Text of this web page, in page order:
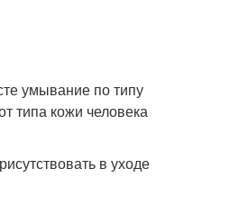
умывание по типу
типа кожи человека
в уходе